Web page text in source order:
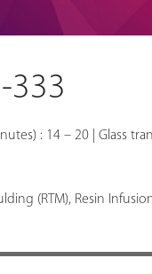
333
: 14 – 20 | Glass
(RTM), Resin